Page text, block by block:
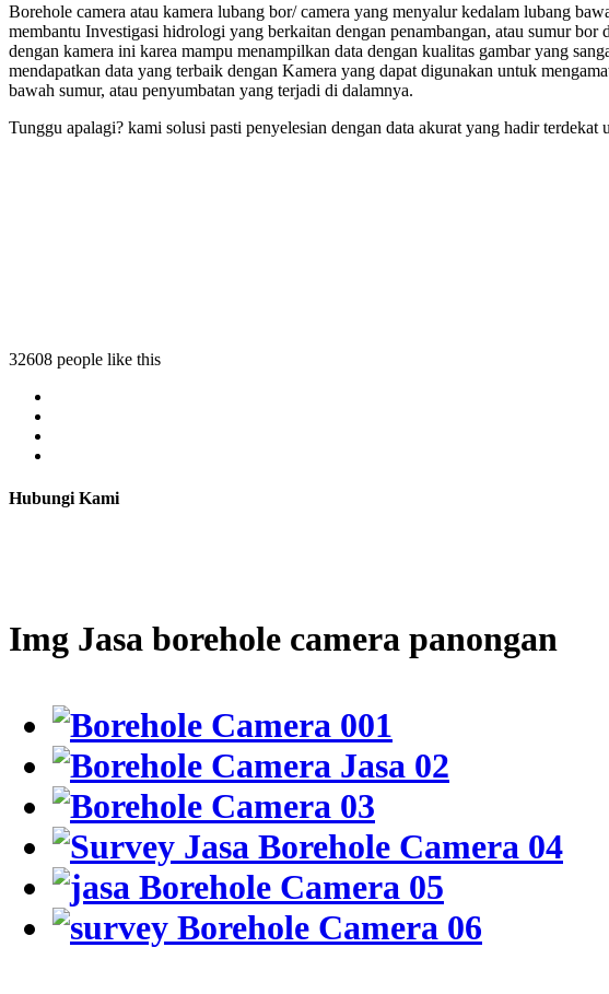
Borehole camera atau kamera lubang bor/ camera yang menyalur kedalam lubang
membantu Investigasi hidrologi yang berkaitan dengan penambangan, atau sumur
dengan kamera ini karea mampu menampilkan data dengan kualitas gambar yang
mendapatkan data yang terbaik dengan Kamera yang dapat digunakan untuk
bawah sumur, atau penyumbatan yang terjadi di dalamnya.
Tunggu apalagi? kami solusi pasti penyelesian dengan data akurat yang hadir
32608 people like this
Hubungi Kami
Img Jasa borehole camera panongan